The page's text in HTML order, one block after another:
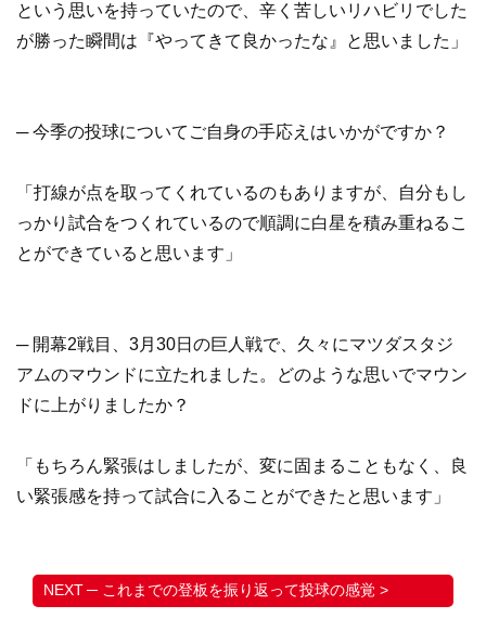
という思いを持っていたので、辛く苦しいリハビリでした
が勝った瞬間は『やってきて良かったな』と思いました」
─ 今季の投球についてご自身の手応えはいかがですか？
「打線が点を取ってくれているのもありますが、自分もし
っかり試合をつくれているので順調に白星を積み重ねるこ
とができていると思います」
─ 開幕2戦目、3月30日の巨人戦で、久々にマツダスタジ
アムのマウンドに立たれました。どのような思いでマウン
ドに上がりましたか？
「もちろん緊張はしましたが、変に固まることもなく、良
い緊張感を持って試合に入ることができたと思います」
─ これまでの登板を振り返って投球の感覚 >